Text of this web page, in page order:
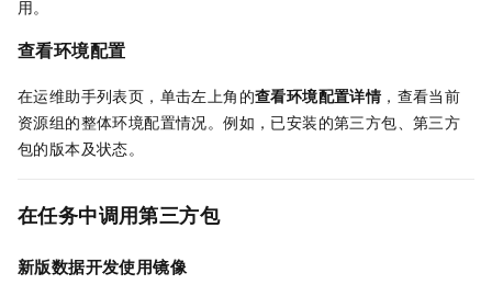
用。
查看环境配置
在运维助手列表页，单击左上角的查看环境配置详情，查看当前
资源组的整体环境配置情况。例如，已安装的第三方包、第三方
包的版本及状态。
在任务中调用第三方包
新版数据开发使用镜像